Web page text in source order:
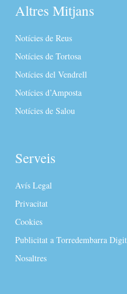
Altres Mitjans
Notícies de Reus
Notícies de Tortosa
Notícies del Vendrell
Notícies d’Amposta
Notícies de Salou
Serveis
Avís Legal
Privacitat
Cookies
Publicitat a Torredembarra
Nosaltres